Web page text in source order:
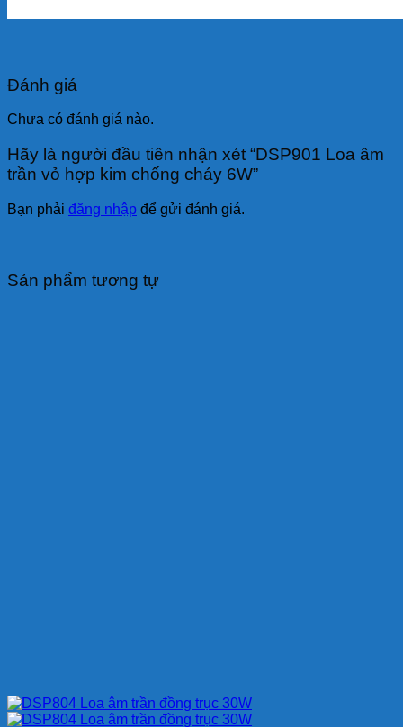
Đánh giá
Chưa có đánh giá nào.
Hãy là người đầu tiên nhận xét “DSP901 Loa âm
trần vỏ hợp kim chống cháy 6W”
Bạn phải đăng nhập để gửi đánh giá.
Sản phẩm tương tự